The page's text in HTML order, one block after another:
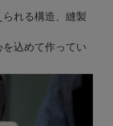
れる構造、縫製
込めて作ってい